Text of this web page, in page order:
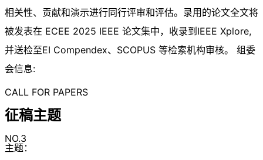
相关性、贡献和演示进行同行评审和评估。录用的论文全文将
被发表在 ECEE 2025 IEEE 论文集中，收录到IEEE Xplore,
并送检至EI Compendex、SCOPUS 等检索机构审核。 组委
会信息:
CALL FOR PAPERS
征稿主题
NO.3
主题：